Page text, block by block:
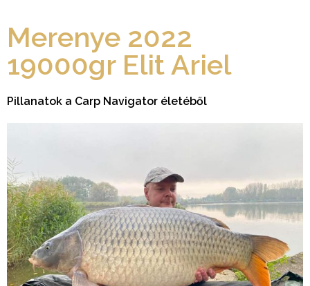
Merenye 2022
19000gr Elit Ariel
Pillanatok a Carp Navigator életéből